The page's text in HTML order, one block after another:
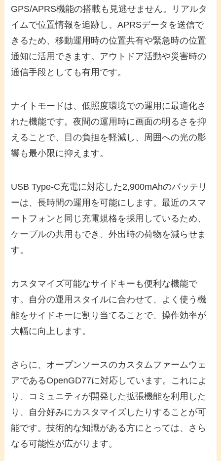
GPS/APRS機能の搭載も見逃せません。リアルタ
イムで位置情報を追跡し、APRSデータを送信で
きるため、移動運用時の位置共有や緊急時の位置
通知に活用できます。アウトドア活動や災害時の
通信手段としても有用です。
ナイトモードは、低照度環境での運用に最適化さ
れた機能です。夜間の運用時に画面の明るさを抑
えることで、目の負担を軽減し、周囲への光の影
響も最小限に抑えます。
USB Type-C充電に対応した2,900mAhのバッテリ
ーは、長時間の運用を可能にします。最近のスマ
ートフォンと同じ充電規格を採用しているため、
ケーブルの共用もでき、外出時の荷物を減らせま
す。
カスタマイズ可能なサイドキーも便利な機能で
す。自分の運用スタイルに合わせて、よく使う機
能をサイドキーに割り当てることで、操作効率が
大幅に向上します。
さらに、オープンソースのカスタムファームウェ
アであるOpenGD77に対応しています。これによ
り、コミュニティが開発した拡張機能を利用した
り、自分好みにカスタマイズしたりすることが可
能です。技術的な知識がある方にとっては、さら
なる可能性が広がります。